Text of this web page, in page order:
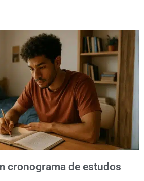
cronograma de estudos